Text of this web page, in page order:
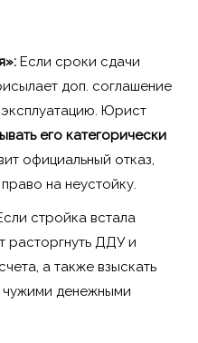
Если сроки сдачи
доп. соглашение
Юрист
его категорически
официальный отказ,
на неустойку.
стройка встала
расторгнуть ДДУ и
а также взыскать
чужими денежными